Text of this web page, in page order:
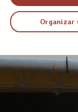
Organizar